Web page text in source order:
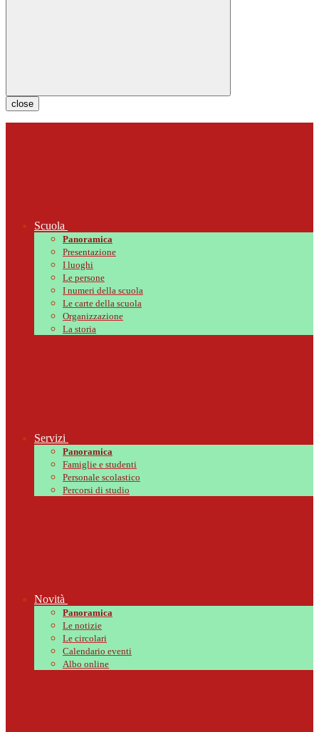
close
Scuola
Panoramica
Presentazione
I luoghi
Le persone
I numeri della scuola
Le carte della scuola
Organizzazione
La storia
Servizi
Panoramica
Famiglie e studenti
Personale scolastico
Percorsi di studio
Novità
Panoramica
Le notizie
Le circolari
Calendario eventi
Albo online